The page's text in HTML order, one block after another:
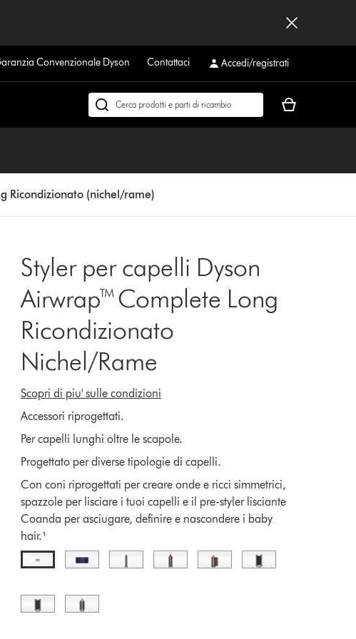
Convenzionale Dyson Contattaci Accedi/registrati
Cerca
Il
Ricondizionato (nichel/rame)
Styler per capelli Dyson
Airwrap™ Complete Long
Ricondizionato
Nichel/Rame
Scopri di piu' sulle condizioni
Accessori riprogettati.
Per capelli lunghi oltre le scapole.
Progettato per diverse tipologie di capelli.
Con coni riprogettati per creare onde e ricci simmetrici,
spazzole per lisciare i tuoi capelli e il pre-styler lisciante
Coanda per asciugare, definire e nascondere i baby
hair.¹